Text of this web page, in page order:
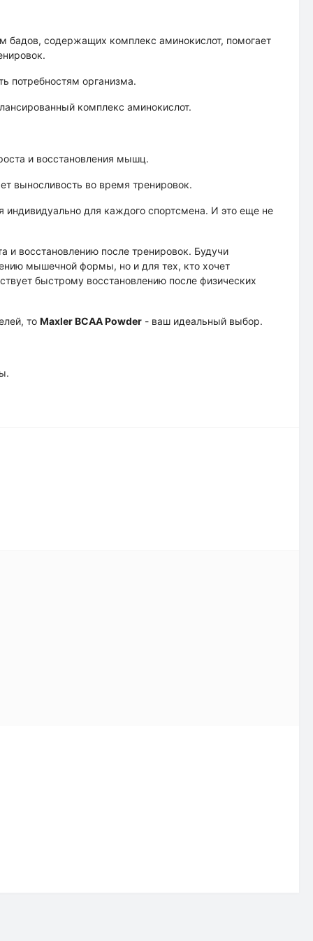
бадов, содержащих комплекс аминокислот, помогает
потребностям организма.
комплекс аминокислот.
и восстановления мышц.
выносливость во время тренировок.
индивидуально для каждого спортсмена. И это еще не
восстановлению после тренировок. Будучи
мышечной формы, но и для тех, кто хочет
быстрому восстановлению после физических
то Maxler BCAA Powder - ваш идеальный выбор.